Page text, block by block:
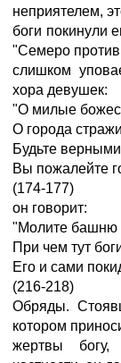
неприятелем,
боги покинули
"Семеро
слишком
хора девушек:
"О милые
О города
Будьте
Вы пожалейте
(174-177)
он говорит:
"Молите башню
При чем тут
Его и сами
(216-218)
Обряды.
котором
жертвы